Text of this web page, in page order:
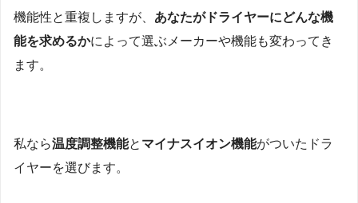
機能性と重複しますが、 あなたがドライヤーにどんな機
能を求めるかによって選ぶメーカーや機能も変わってき
ます。
私なら温度調整機能と マイナスイオン機能がついたドラ
イヤーを選びます。